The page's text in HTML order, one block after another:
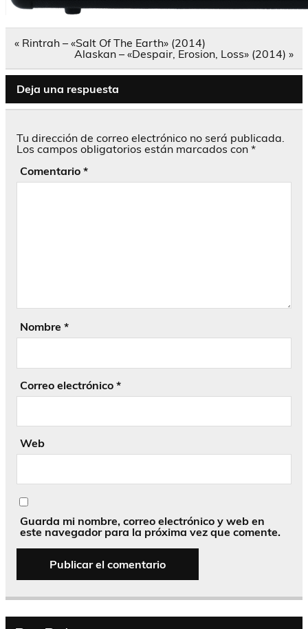
Navegación
« Rintrah – «Salt Of The Earth» (2014)
Alaskan – «Despair, Erosion, Loss» (2014) »
Deja una respuesta
Tu dirección de correo electrónico no será publicada.
Los campos obligatorios están marcados con *
Comentario *
Nombre *
Correo electrónico *
Web
Guarda mi nombre, correo electrónico y web en
este navegador para la próxima vez que comente.